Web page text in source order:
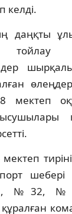
келді.
даңқты
шебері
№32,